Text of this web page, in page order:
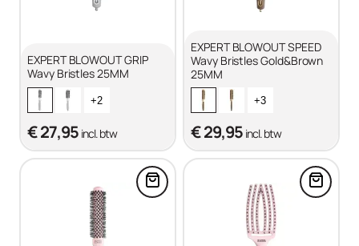
EXPERT BLOWOUT GRIP
Wavy Bristles 25MM
+2
€ 27,95 incl. btw
EXPERT BLOWOUT SPEED
Wavy Bristles Gold&Brown
25MM
+3
€ 29,95 incl. btw
Voeg EXPERT BLOWOUTVoeg